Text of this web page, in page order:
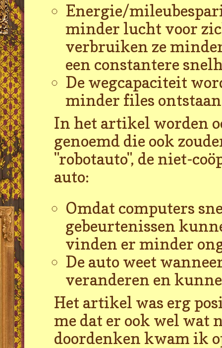
Energie/
minder lucht voor
verbruiken ze
een constantere
De wegcapaciteit
minder files ontstaan
In het artikel worden
genoemd die ook
"robotauto", de niet-
auto:
Omdat computers
gebeurtenissen
vinden er minder
De auto weet
veranderen en
Het artikel was erg
me dat er ook wel wat
doordenken kwam ik